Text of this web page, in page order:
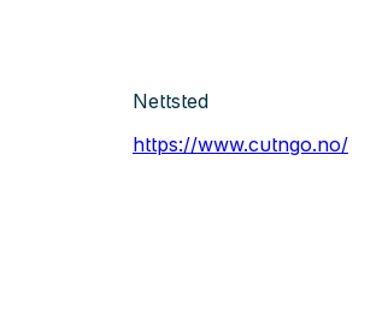
Nettsted
https://www.cutngo.no/